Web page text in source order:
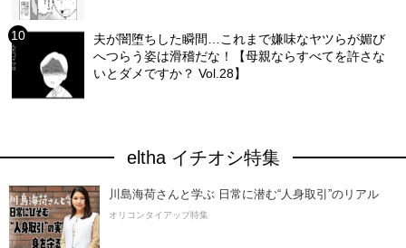
夫が闇堕ちした瞬間…これまで嫌味なヤツらが媚び
へつらう姿は滑稽だな！【母親ならすべてを許さな
いとダメですか？ Vol.28】
eltha イチオシ特集
川島海荷さんと学ぶ 日常に潜む“人身取引”のリアル
オリコンタイアップ特集